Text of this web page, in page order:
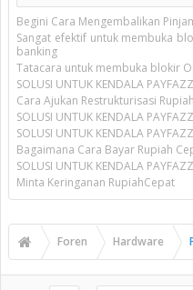
Begini Cara Mengembalikan
Sangat efektif untuk membuka
banking
Tatacara untuk membuka blokir
SOLUSI UNTUK KENDALA
Cara Ajukan Restrukturisasi
SOLUSI UNTUK KENDALA
SOLUSI UNTUK KENDALA
Bagaimana Cara Bayar Rupiah
SOLUSI UNTUK KENDALA
Minta Keringanan RupiahCepat
Foren Hardware